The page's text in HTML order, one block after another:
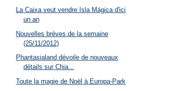
La Caixa veut vendre Isla Mágica d'ici
un an
Nouvelles brèves de la semaine
(25/11/2012)
Phantasialand dévoile de nouveaux
détails sur Chia...
Toute la magie de Noël à Europa-Park